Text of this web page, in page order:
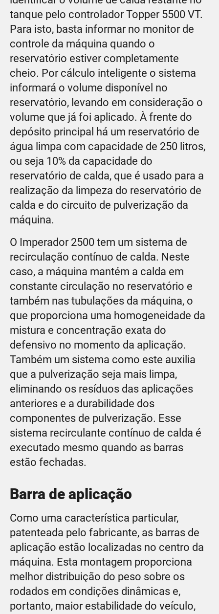
tanque pelo controlador Topper 5500 VT.
Para isto, basta informar no monitor de
controle da máquina quando o
reservatório estiver completamente
cheio. Por cálculo inteligente o sistema
informará o volume disponível no
reservatório, levando em consideração o
volume que já foi aplicado. À frente do
depósito principal há um reservatório de
água limpa com capacidade de 250 litros,
ou seja 10% da capacidade do
reservatório de calda, que é usado para a
realização da limpeza do reservatório de
calda e do circuito de pulverização da
máquina.
O Imperador 2500 tem um sistema de
recirculação contínuo de calda. Neste
caso, a máquina mantém a calda em
constante circulação no reservatório e
também nas tubulações da máquina, o
que proporciona uma homogeneidade da
mistura e concentração exata do
defensivo no momento da aplicação.
Também um sistema como este auxilia
que a pulverização seja mais limpa,
eliminando os resíduos das aplicações
anteriores e a durabilidade dos
componentes de pulverização. Esse
sistema recirculante contínuo de calda é
executado mesmo quando as barras
estão fechadas.
Barra de aplicação
Como uma característica particular,
patenteada pelo fabricante, as barras de
aplicação estão localizadas no centro da
máquina. Esta montagem proporciona
melhor distribuição do peso sobre os
rodados em condições dinâmicas e,
portanto, maior estabilidade do veículo,